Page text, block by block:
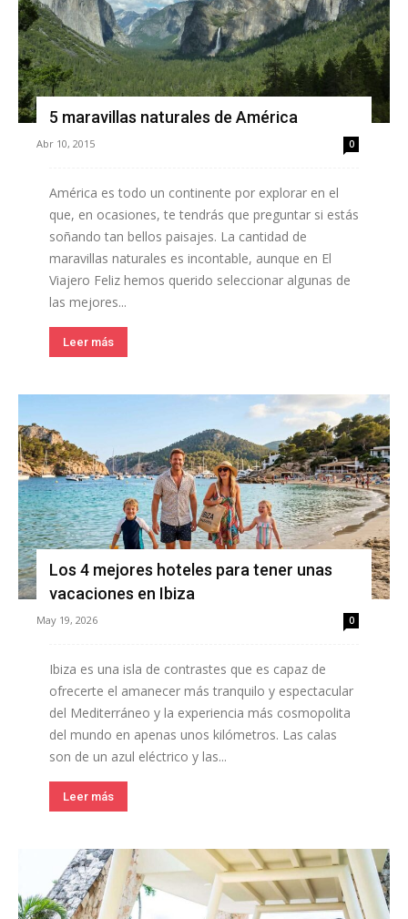
5 maravillas naturales de América
Abr 10, 2015 0
América es todo un continente por explorar en el
que, en ocasiones, te tendrás que preguntar si estás
soñando tan bellos paisajes. La cantidad de
maravillas naturales es incontable, aunque en El
Viajero Feliz hemos querido seleccionar algunas de
las mejores...
Leer más
Los 4 mejores hoteles para tener unas
vacaciones en Ibiza
May 19, 2026 0
Ibiza es una isla de contrastes que es capaz de
ofrecerte el amanecer más tranquilo y espectacular
del Mediterráneo y la experiencia más cosmopolita
del mundo en apenas unos kilómetros. Las calas
son de un azul eléctrico y las...
Leer más